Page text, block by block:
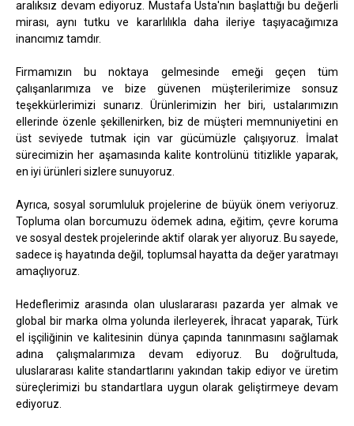
aralıksız devam ediyoruz. Mustafa Usta'nın başlattığı bu değerli
mirası, aynı tutku ve kararlılıkla daha ileriye taşıyacağımıza
inancımız tamdır.
Firmamızın bu noktaya gelmesinde emeği geçen tüm
çalışanlarımıza ve bize güvenen müşterilerimize sonsuz
teşekkürlerimizi sunarız. Ürünlerimizin her biri, ustalarımızın
ellerinde özenle şekillenirken, biz de müşteri memnuniyetini en
üst seviyede tutmak için var gücümüzle çalışıyoruz. İmalat
sürecimizin her aşamasında kalite kontrolünü titizlikle yaparak,
en iyi ürünleri sizlere sunuyoruz.
Ayrıca, sosyal sorumluluk projelerine de büyük önem veriyoruz.
Topluma olan borcumuzu ödemek adına, eğitim, çevre koruma
ve sosyal destek projelerinde aktif olarak yer alıyoruz. Bu sayede,
sadece iş hayatında değil, toplumsal hayatta da değer yaratmayı
amaçlıyoruz.
Hedeflerimiz arasında olan uluslararası pazarda yer almak ve
global bir marka olma yolunda ilerleyerek, İhracat yaparak, Türk
el işçiliğinin ve kalitesinin dünya çapında tanınmasını sağlamak
adına çalışmalarımıza devam ediyoruz. Bu doğrultuda,
uluslararası kalite standartlarını yakından takip ediyor ve üretim
süreçlerimizi bu standartlara uygun olarak geliştirmeye devam
ediyoruz.